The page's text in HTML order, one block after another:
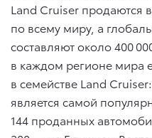
Land Cruiser продаются
по всему миру, а
составляют около 400
в каждом регионе мира
в семействе Land
является самой
144 проданных